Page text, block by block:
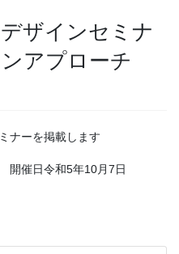
ザインセミナ
アプローチ
ナーを掲載します
開催日令和5年10月7日